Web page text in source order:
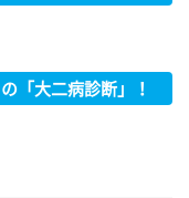
「大二病診断」！